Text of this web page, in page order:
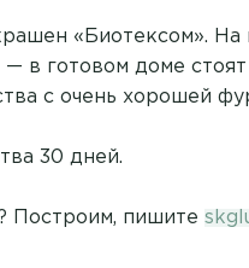
«Биотексом».
— в готовом доме
с очень хорошей
30 дней.
Построим, пишите